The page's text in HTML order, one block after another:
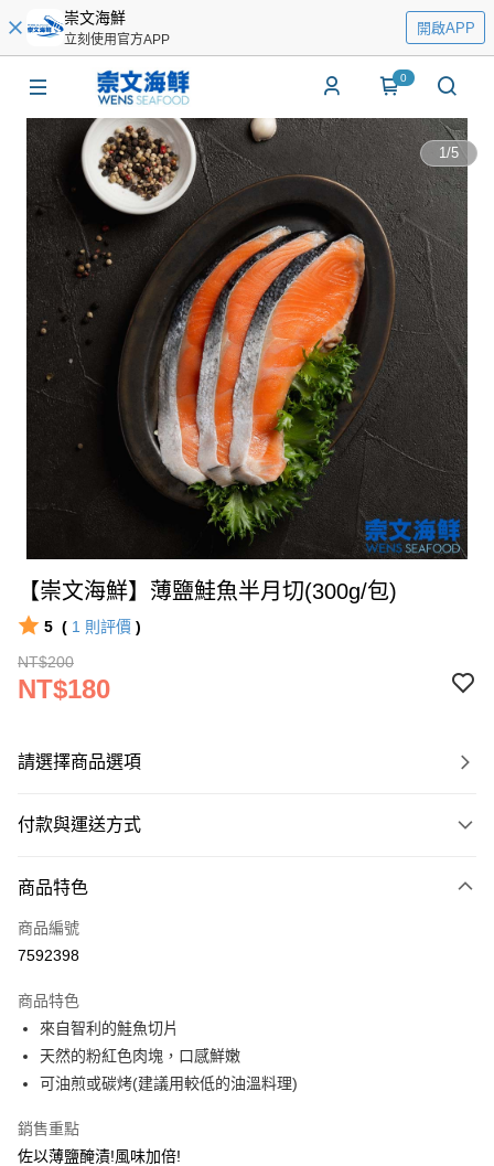
崇文海鮮
立刻使用官方APP
開啟APP
0
1/5
【崇文海鮮】薄鹽鮭魚半月切(300g/包)
5 ( 1 則評價 )
NT$200
NT$180
請選擇商品選項
付款與運送方式
信用卡一次付款
LINE Pay
街口支付
悠遊付
相關說明
【關於「AFTEE先享後付」】
商品特色
商品編號
7592398
商品特色
來自智利的鮭魚切片
天然的粉紅色肉塊，口感鮮嫩
可油煎或碳烤(建議用較低的油溫料理)
銷售重點
佐以薄鹽醃漬!風味加倍!